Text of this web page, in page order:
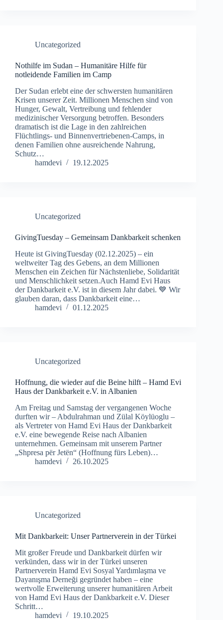
Uncategorized
Nothilfe im Sudan – Humanitäre Hilfe für
notleidende Familien im Camp
Der Sudan erlebt eine der schwersten humanitären
Krisen unserer Zeit. Millionen Menschen sind von
Hunger, Gewalt, Vertreibung und fehlender
medizinischer Versorgung betroffen. Besonders
dramatisch ist die Lage in den zahlreichen
Flüchtlings- und Binnenvertriebenen-Camps, in
denen Familien ohne ausreichende Nahrung,
Schutz…
hamdevi
19.12.2025
Uncategorized
GivingTuesday – Gemeinsam Dankbarkeit schenken
Heute ist GivingTuesday (02.12.2025) – ein
weltweiter Tag des Gebens, an dem Millionen
Menschen ein Zeichen für Nächstenliebe, Solidarität
und Menschlichkeit setzen.Auch Hamd Evi Haus
der Dankbarkeit e.V. ist in diesem Jahr dabei. 💙 Wir
glauben daran, dass Dankbarkeit eine…
hamdevi
01.12.2025
Uncategorized
Hoffnung, die wieder auf die Beine hilft – Hamd Evi
Haus der Dankbarkeit e.V. in Albanien
Am Freitag und Samstag der vergangenen Woche
durften wir – Abdulrahman und Zülal Köylüoglu –
als Vertreter von Hamd Evi Haus der Dankbarkeit
e.V. eine bewegende Reise nach Albanien
unternehmen. Gemeinsam mit unserem Partner
„Shpresa për Jetën“ (Hoffnung fürs Leben)…
hamdevi
26.10.2025
Uncategorized
Mit Dankbarkeit: Unser Partnerverein in der Türkei
Mit großer Freude und Dankbarkeit dürfen wir
verkünden, dass wir in der Türkei unseren
Partnerverein Hamd Evi Sosyal Yardımlaşma ve
Dayanışma Derneği gegründet haben – eine
wertvolle Erweiterung unserer humanitären Arbeit
von Hamd Evi Haus der Dankbarkeit e.V. Dieser
Schritt…
hamdevi
19.10.2025